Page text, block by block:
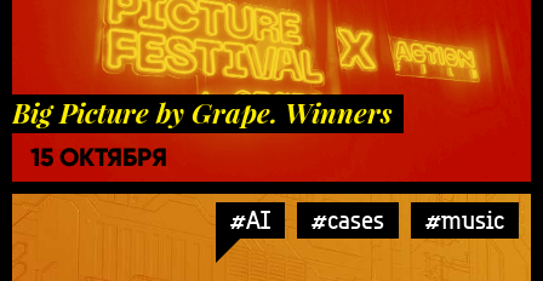
Big Picture by Grape. Winners
15 ОКТЯБРЯ
#AI #cases #music